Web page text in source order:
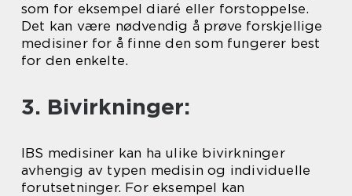
som for eksempel diaré eller forstoppelse.
Det kan være nødvendig å prøve forskjellige
medisiner for å finne den som fungerer best
for den enkelte.
3. Bivirkninger:
IBS medisiner kan ha ulike bivirkninger
avhengig av typen medisin og individuelle
forutsetninger. For eksempel kan